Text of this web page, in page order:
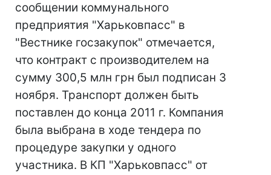
сообщении коммунального
предприятия "Харьковпасс" в
"Вестнике госзакупок" отмечается,
что контракт с производителем на
сумму 300,5 млн грн был подписан 3
ноября. Транспорт должен быть
поставлен до конца 2011 г. Компания
была выбрана в ходе тендера по
процедуре закупки у одного
участника. В КП "Харьковпасс" от